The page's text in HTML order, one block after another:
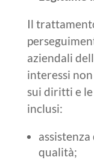
Il
aziendali
interessi
sui diritti e
inclusi:
qualità;